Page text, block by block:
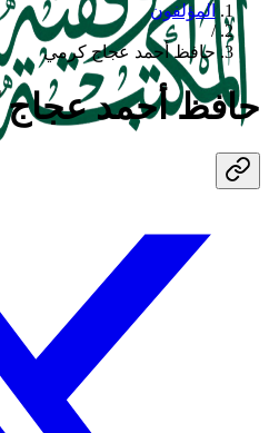
المؤلفون
/
حافظ أحمد عجاج كرمي
حافظ أحمد